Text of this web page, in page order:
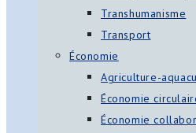
Transhumanisme
Transport
Économie
Agriculture-
Économie
Économie